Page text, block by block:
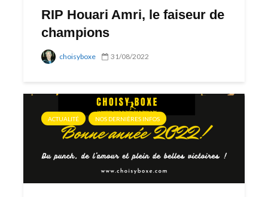
RIP Houari Amri, le faiseur de
champions
choisyboxe 31/08/2022
ACTUALITÉ NOS DERNIÈRES INFOS